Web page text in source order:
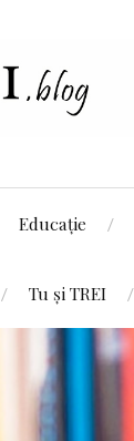
Educație
Tu și TREI